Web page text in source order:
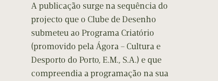
A publicação surge na sequência do
projecto que o Clube de Desenho
submeteu ao Programa Criatório
(promovido pela Ágora – Cultura e
Desporto do Porto, E.M., S.A.) e que
compreendia a programação na sua